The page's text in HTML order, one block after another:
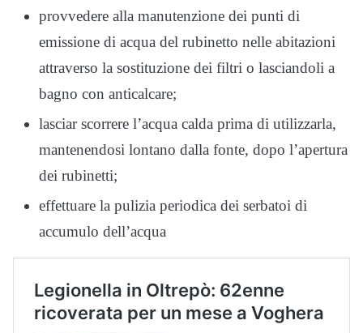
provvedere alla manutenzione dei punti di
emissione di acqua del rubinetto nelle abitazioni
attraverso la sostituzione dei filtri o lasciandoli a
bagno con anticalcare;
lasciar scorrere l’acqua calda prima di utilizzarla,
mantenendosi lontano dalla fonte, dopo l’apertura
dei rubinetti;
effettuare la pulizia periodica dei serbatoi di
accumulo dell’acqua